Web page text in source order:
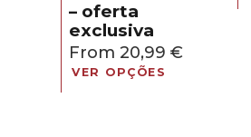
– oferta
exclusiva
From20,99€
VER OPÇÕES